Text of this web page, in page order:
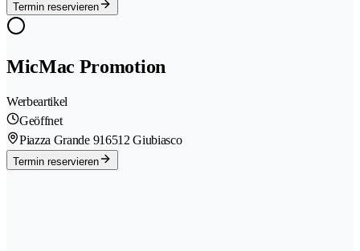
Termin reservieren
MicMac Promotion
Werbeartikel
Geöffnet
Piazza Grande 916512 Giubiasco
Termin reservieren